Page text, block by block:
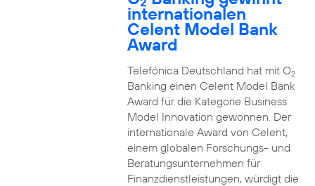
internationalen
Celent Model Bank
Award
Telefónica Deutschland hat mit O2
Banking einen Celent Model Bank
Award für die Kategorie Business
Model Innovation gewonnen. Der
internationale Award von Celent,
einem globalen Forschungs- und
Beratungsunternehmen für
Finanzdienstleistungen, würdigt die